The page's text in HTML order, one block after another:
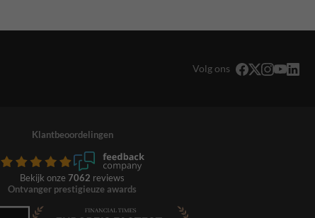
Volg ons
Klantbeoordelingen
Bekijk onze 7062 reviews
Ontvanger prestigieuze awards